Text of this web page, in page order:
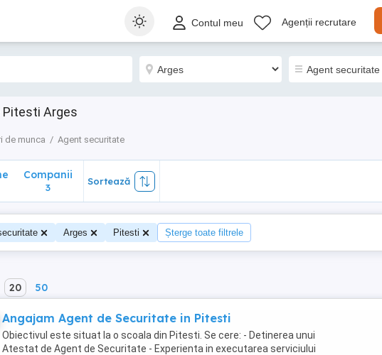
Contul meu Agenții recrutare
Arges
de munca Agent securitate
Companii
3
Sortează
Arges Pitesti Șterge toate filtrele
20 50
Angajam Agent de Securitate in Pitesti
Obiectivul este situat la o scoala din Pitesti. Se cere: - Detinerea unui
Atestat de Agent de Securitate - Experienta in executarea serviciului